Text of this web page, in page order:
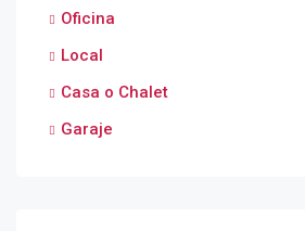
Oficina
Local
Casa o Chalet
Garaje